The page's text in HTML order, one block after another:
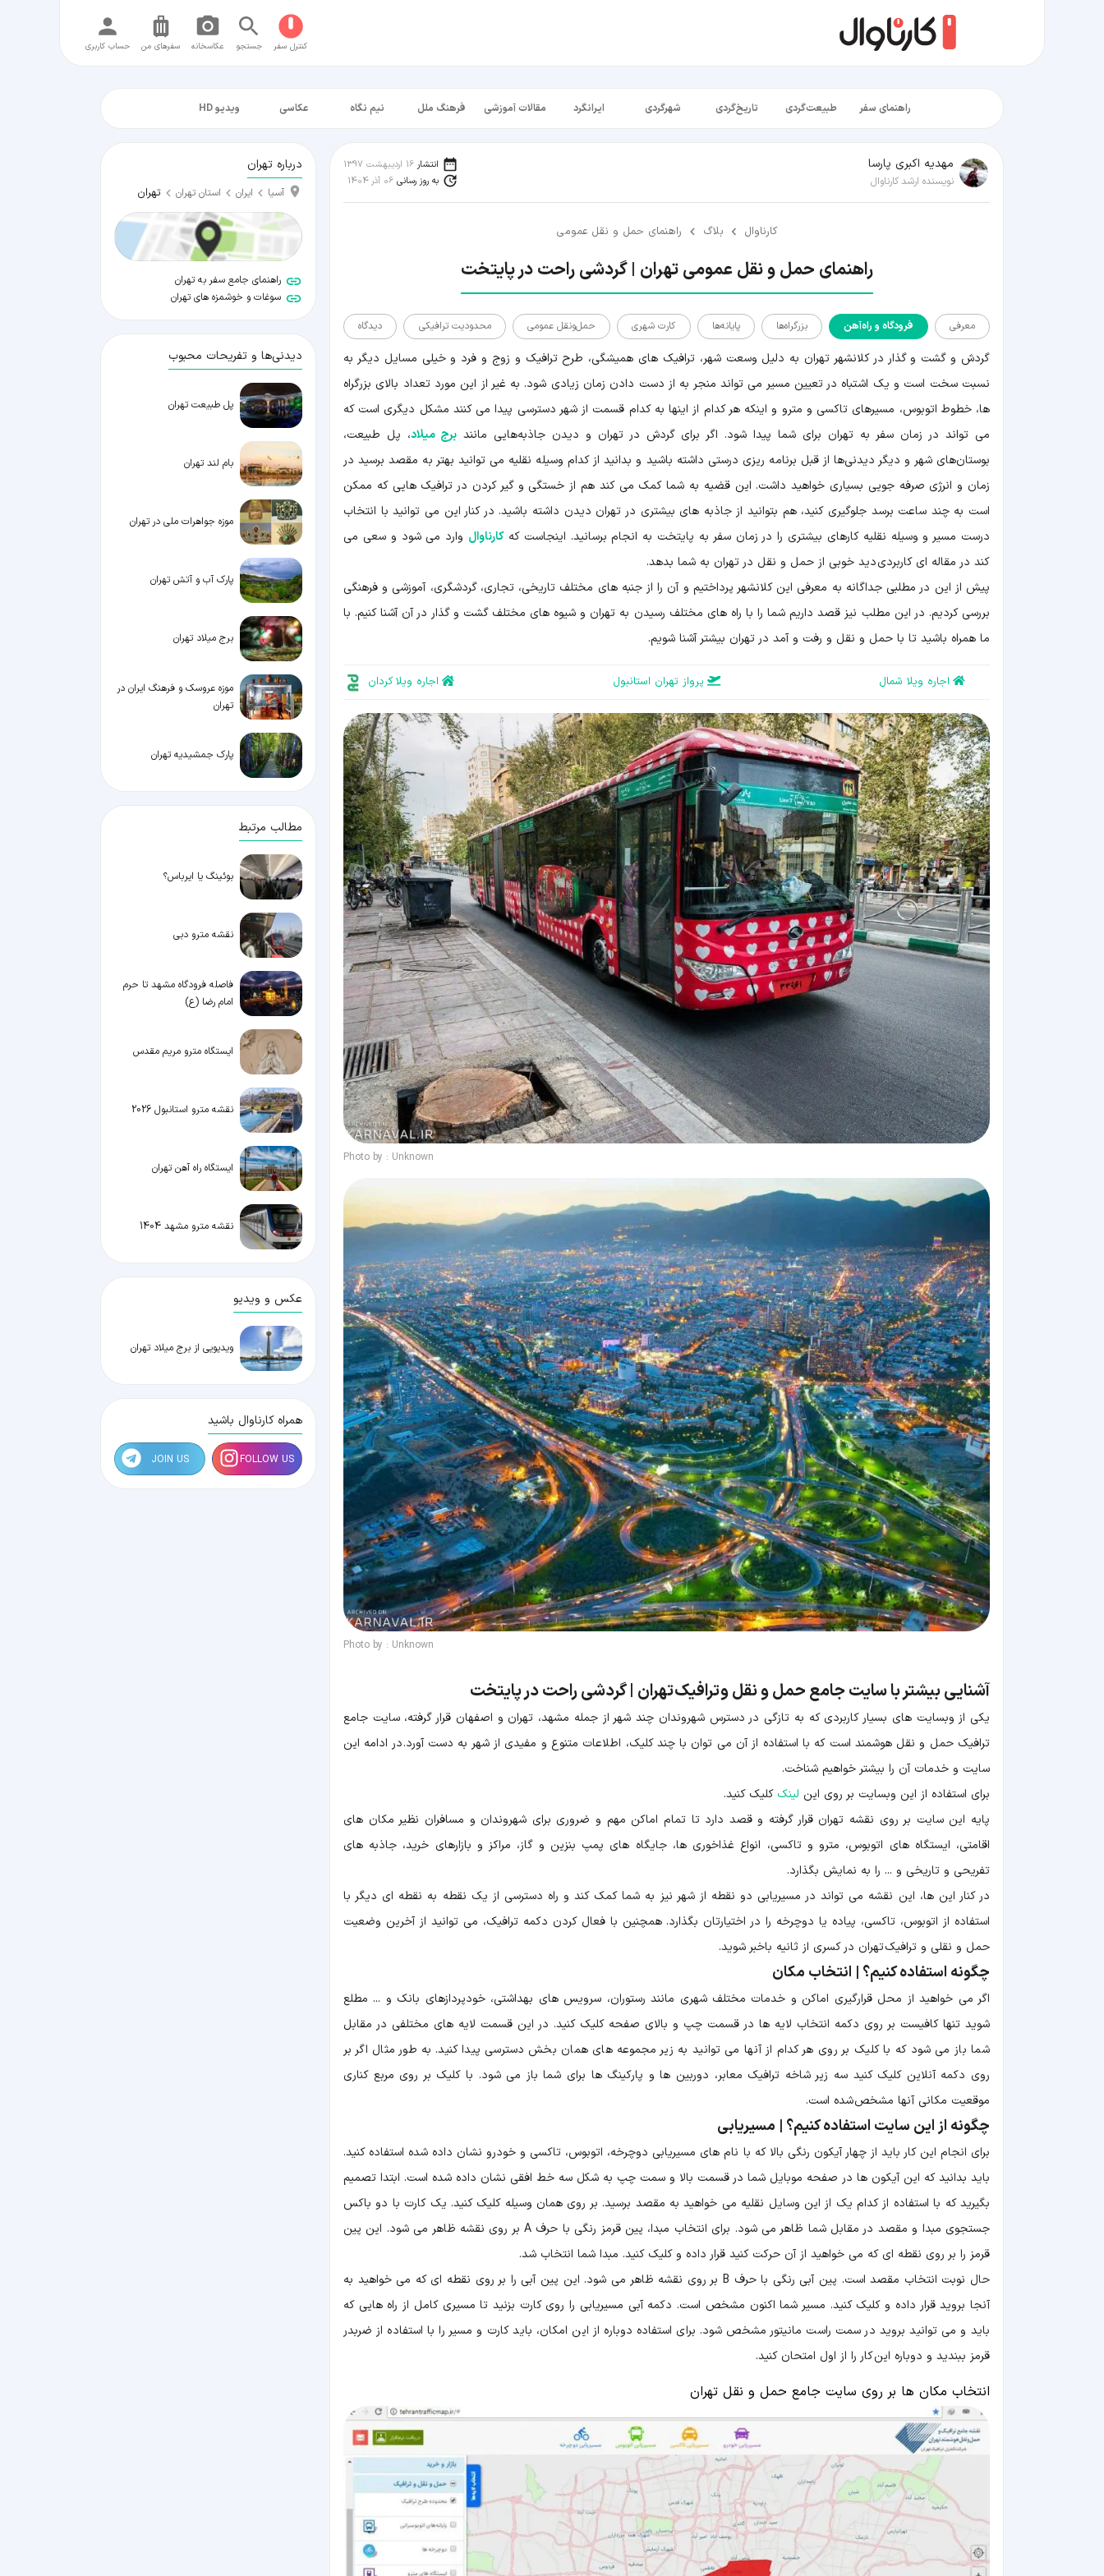
کنترل سفر جستجو عکاسخانه سفر‌های من حساب کاربری
راهنمای سفر طبیعت‌گردی تاریخ‌گردی شهرگردی ایرانگرد مقالات آموزشی فرهنگ ملل نیم نگاه عکاسی ویدیو HD
مهدیه اکبری پارسا
نویسنده ارشد کارناوال
انتشار 16 اردیبهشت 1397
به روز رسانی 06 آذر 1404
کارناوال بلاگ راهنمای حمل و نقل عمومی
راهنمای حمل و نقل عمومی تهران | گردشی راحت در پایتخت
معرفی فرودگاه و راه‌آهن بزرگراه‌ها پایانه‌ها کارت شهری حمل‌و‌نقل عمومی محدودیت ترافیکی
دیدگاه
معرفی
فرودگاه
و
بزرگراه‌ها
پایانه‌ها
کارت
شهری
حمل‌و‌نقل
عمومی
ترافیکی
گردش و گشت و گذار در کلانشهر تهران به دلیل وسعت شهر، ترافیک های همیشگی، طرح ترافیک و زوج و فرد و خیلی مسایل دیگر به
نسبت سخت است و یک اشتباه در تعیین مسیر می تواند منجر به از دست دادن زمان زیادی شود. به غیر از این مورد تعداد بالای بزرگراه
ها، خطوط اتوبوس، مسیرهای تاکسی و مترو و اینکه هر کدام از اینها به کدام قسمت از شهر دسترسی پیدا می کنند مشکل دیگری است که
می تواند در زمان سفر به تهران برای شما پیدا شود. اگر برای گردش در تهران و دیدن جاذبه‌هایی مانند برج میلاد، پل طبیعت،
بوستان‌های شهر و دیگر دیدنی‌ها از قبل برنامه ریزی درستی داشته باشید و بدانید از کدام وسیله نقلیه می توانید بهتر به مقصد برسید در
زمان و انرژی صرفه جویی بسیاری خواهید داشت. این قضیه به شما کمک می کند هم از خستگی و گیر کردن در ترافیک هایی که ممکن
است به چند ساعت برسد جلوگیری کنید، هم بتوانید از جاذبه های بیشتری در تهران دیدن داشته باشید. در کنار این می توانید با انتخاب
درست مسیر و وسیله نقلیه کارهای بیشتری را در زمان سفر به پایتخت به انجام برسانید. اینجاست کهکارناوال وارد می شود و سعی می
کند در مقاله ای کاربردی دید خوبی از حمل و نقل در تهران به شما بدهد.
پیش از این در مطلبی جداگانه به معرفی این کلانشهر پرداختیم و آن را از جنبه های مختلف تاریخی، تجاری، گردشگری، آموزشی و فرهنگی
بررسی کردیم. در این مطلب نیز قصد داریم شما را با راه های مختلف رسیدن به تهران و شیوه های مختلف گشت و گذار در آن آشنا کنیم. با
ما همراه باشید تا با حمل و نقل و رفت و آمد در تهران بیشتر آشنا شویم.
اجاره ویلا شمال پرواز تهران استانبول اجاره ویلا کردان
Photo by : Unknown
Photo by : Unknown
آشنایی بیشتر با سایت جامع حمل و نقل و ترافیک تهران |‌ گردشی راحت در پایتخت
یکی از وبسایت های بسیار کاربردی که به تازگی در دسترس شهروندان چند شهر از جمله مشهد،‌ تهران و اصفهان قرار گرفته، سایت جامع
ترافیک حمل و نقل هوشمند است که با استفاده از آن می توان با چند کلیک، اطلاعات متنوع و مفیدی از شهر به دست آورد. در ادامه این
سایت و خدمات آن را بیشتر خواهیم شناخت.
برای استفاده از این وبسایت بر روی این لینک کلیک کنید.
پایه این سایت بر روی نقشه تهران قرار گرفته و قصد دارد تا تمام اماکن مهم و ضروری برای شهروندان و مسافران نظیر مکان های
اقامتی، ایستگاه های اتوبوس، مترو و تاکسی، انواع غذاخوری ها، جایگاه های پمپ بنزین و گاز، مراکز و بازارهای خرید، جاذبه های
تفریحی و تاریخی و ... را به نمایش بگذارد.
در کنار این ها، این نقشه می تواند در مسیریابی دو نقطه از شهر نیز به شما کمک کند و راه دسترسی از یک نقطه به نقطه ای دیگر با
استفاده از اتوبوس، تاکسی، پیاده یا دوچرخه را در اختیارتان بگذارد. همچنین با فعال کردن دکمه ترافیک، می توانید از آخرین وضعیت
حمل و نقلی و ترافیک تهران در کسری از ثانیه باخبر شوید.
چگونه استفاده کنیم؟ | انتخاب مکان
اگر می خواهید از محل قرارگیری اماکن و خدمات مختلف شهری مانند رستوران، سرویس های بهداشتی،‌ خودپردازهای بانک و ... مطلع
شوید تنها کافیست بر روی دکمه انتخاب لایه ها در قسمت چپ و بالای صفحه کلیک کنید. در این قسمت لایه های مختلفی در مقابل
شما باز می شود که با کلیک بر روی هر کدام از آنها می توانید به زیر مجموعه های همان بخش دسترسی پیدا کنید. به طور مثال اگر بر
روی دکمه آنلاین کلیک کنید سه زیر شاخه ترافیک معابر، دوربین ها و پارکینگ ها برای شما باز می شود. با کلیک بر روی مربع کناری
موقعیت مکانی آنها مشخص شده است.
چگونه از این سایت استفاده کنیم؟ | مسیریابی
برای انجام این کار باید از چهار آیکون رنگی بالا که با نام های مسیریابی دوچرخه، اتوبوس، تاکسی و خودرو نشان داده شده استفاده کنید.
باید بدانید که این آیکون ها در صفحه موبایل شما در قسمت بالا و سمت چپ به شکل سه خط افقی نشان داده شده است. ابتدا تصمیم
بگیرید که با استفاده از کدام یک از این وسایل نقلیه می خواهید به مقصد برسید. بر روی همان وسیله کلیک کنید. یک کارت با دو باکس
جستجوی مبدا و مقصد در مقابل شما ظاهر می شود. برای انتخاب مبدا، پین قرمز رنگی با حرف A بر روی نقشه ظاهر می شود. این پین
قرمز را بر روی نقطه ای که می خواهید از آن حرکت کنید قرار داده و کلیک کنید. مبدا شما انتخاب شد.
حال نوبت انتخاب مقصد است. پین آبی رنگی با حرف B بر روی نقشه ظاهر می شود. این پین آبی را بر روی نقطه ای که می خواهید به
آنجا بروید قرار داده و کلیک کنید. مسیر شما اکنون مشخص است. دکمه آبی مسیریابی را روی کارت بزنید تا مسیری کامل از راه هایی که
باید و می توانید بروید در سمت راست مانیتور مشخص شود. برای استفاده دوباره از این امکان، باید کارت و مسیر را با استفاده از ضربدر
قرمز ببندید و دوباره این کار را از اول امتحان کنید.
انتخاب مکان ها بر روی سایت جامع حمل و نقل تهران
درباره تهران
آسیا ایران استان تهران تهران
راهنمای جامع سفر به تهران
سوغات و خوشمزه های تهران
دیدنی‌ها و تفریحات محبوب
پل طبیعت تهران
بام لند تهران
موزه جواهرات ملی در تهران
پارک آب و آتش تهران
برج میلاد تهران
موزه عروسک و فرهنگ ایران در
تهران
پارک جمشیدیه تهران
مطالب مرتبط
بوئینگ یا ایرباس؟
نقشه مترو دبی
فاصله فرودگاه مشهد تا حرم
امام رضا (ع)
ایستگاه مترو مریم مقدس
نقشه مترو استانبول 2026
ایستگاه راه آهن تهران
نقشه مترو مشهد 1404
عکس و ویدیو
ویدیویی از برج میلاد تهران
همراه کارناوال باشید
FOLLOW US
JOIN US